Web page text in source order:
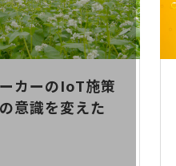
カーのIoT施策
意識を変えた